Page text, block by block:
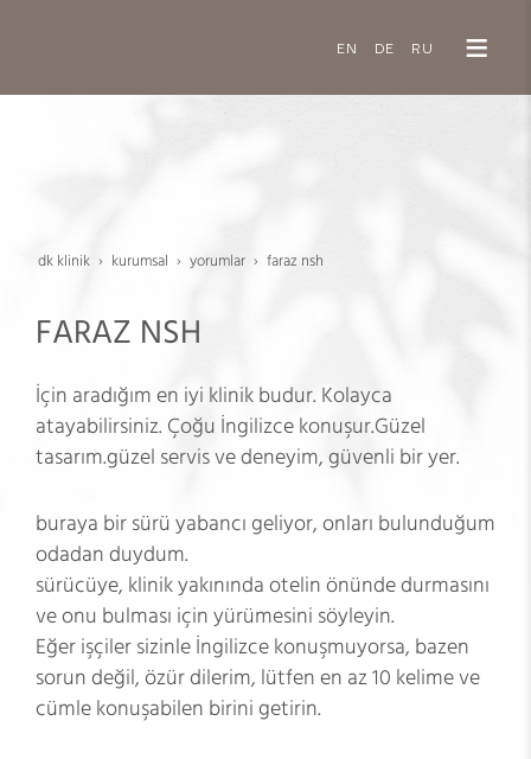
EN DE RU
dk klinik kurumsal yorumlar faraz nsh
FARAZ NSH
İçin aradığım en iyi klinik budur. Kolayca
atayabilirsiniz. Çoğu İngilizce konuşur.Güzel
tasarım.güzel servis ve deneyim, güvenli bir yer.
buraya bir sürü yabancı geliyor, onları bulunduğum
odadan duydum.
sürücüye, klinik yakınında otelin önünde durmasını
ve onu bulması için yürümesini söyleyin.
Eğer işçiler sizinle İngilizce konuşmuyorsa, bazen
sorun değil, özür dilerim, lütfen en az 10 kelime ve
cümle konuşabilen birini getirin.